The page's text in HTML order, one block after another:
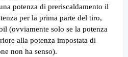
potenza di preriscaldamento il
per la prima parte del tiro,
(ovviamente solo se la potenza
alla potenza impostata di
non ha senso).